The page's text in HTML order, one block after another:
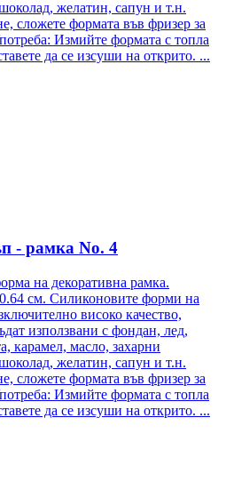
желатин, сапун и т.н.
сложете формата във фризер за
Измийте формата с топла
да се изсуши на открито. ...
- рамка No. 4
на декоративна рамка.
см. Силиконовите форми на
високо качество,
използвани с фондан, лед,
карамел, масло, захарни
желатин, сапун и т.н.
сложете формата във фризер за
Измийте формата с топла
да се изсуши на открито. ...